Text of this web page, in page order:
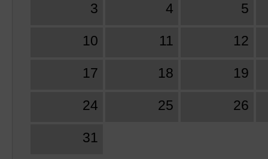
3 4 5
10 11 12
17 18 19
24 25 26
31